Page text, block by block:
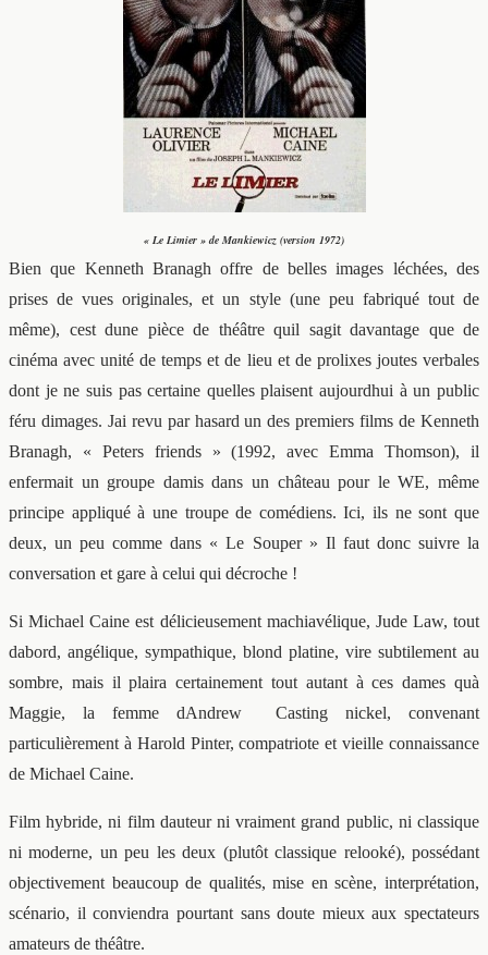
« Le Limier » de Mankiewicz (version 1972)
Bien que Kenneth Branagh offre de belles images léchées, des
prises de vues originales, et un style (une peu fabriqué tout de
même), cest dune pièce de théâtre quil sagit davantage que de
cinéma avec unité de temps et de lieu et de prolixes joutes verbales
dont je ne suis pas certaine quelles plaisent aujourdhui à un public
féru dimages. Jai revu par hasard un des premiers films de Kenneth
Branagh, « Peters friends » (1992, avec Emma Thomson), il
enfermait un groupe damis dans un château pour le WE, même
principe appliqué à une troupe de comédiens. Ici, ils ne sont que
deux, un peu comme dans « Le Souper » Il faut donc suivre la
conversation et gare à celui qui décroche !
Si Michael Caine est délicieusement machiavélique, Jude Law, tout
dabord, angélique, sympathique, blond platine, vire subtilement au
sombre, mais il plaira certainement tout autant à ces dames quà
Maggie, la femme dAndrew Casting nickel, convenant
particulièrement à Harold Pinter, compatriote et vieille connaissance
de Michael Caine.
Film hybride, ni film dauteur ni vraiment grand public, ni classique
ni moderne, un peu les deux (plutôt classique relooké), possédant
objectivement beaucoup de qualités, mise en scène, interprétation,
scénario, il conviendra pourtant sans doute mieux aux spectateurs
amateurs de théâtre.